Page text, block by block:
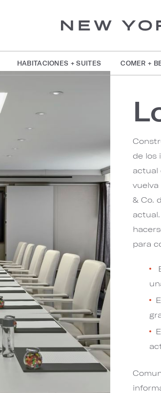
HABITACIONES + SUITES COMER +
de los
actual
& Co.
para